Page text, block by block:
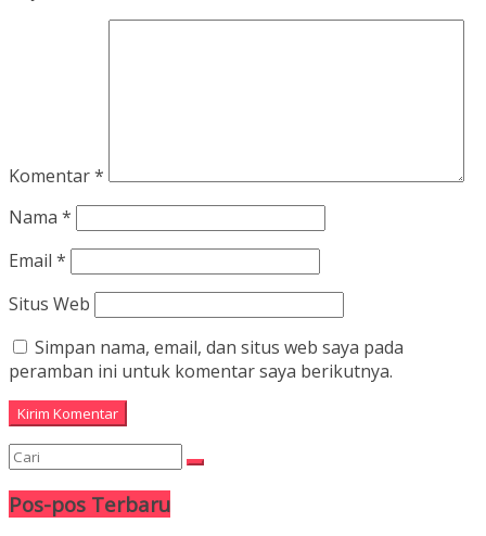
Komentar*
Nama *
Email *
Situs Web
Simpan nama, email, dan situs web saya pada
peramban ini untuk komentar saya berikutnya.
Pos-pos Terbaru